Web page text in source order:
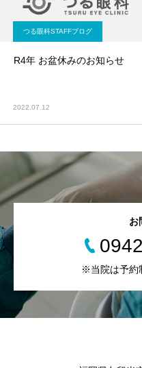
つる眼科STAFFブログ
R4年 お盆休みのお知らせ
2022.07.12
お
※当院は予約